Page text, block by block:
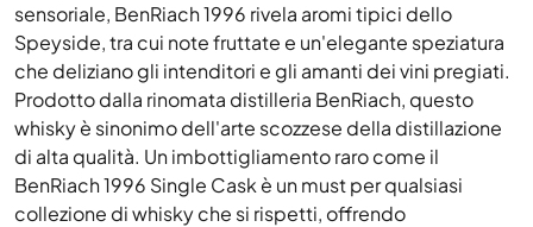
sensoriale, BenRiach 1996 rivela aromi tipici dello
Speyside, tra cui note fruttate e un'elegante speziatura
che deliziano gli intenditori e gli amanti dei vini pregiati.
Prodotto dalla rinomata distilleria BenRiach, questo
whisky è sinonimo dell'arte scozzese della distillazione
di alta qualità. Un imbottigliamento raro come il
BenRiach 1996 Single Cask è un must per qualsiasi
collezione di whisky che si rispetti, offrendo